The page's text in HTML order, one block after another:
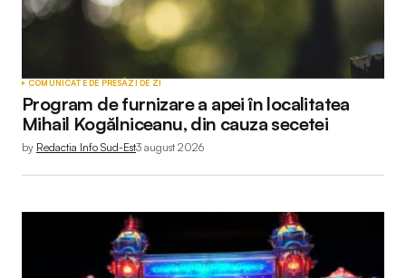
COMUNICATE DE PRESĂZI DE ZI
Program de furnizare a apei în localitatea
Mihail Kogălniceanu, din cauza secetei
by Redactia Info Sud-Est3 august 2026